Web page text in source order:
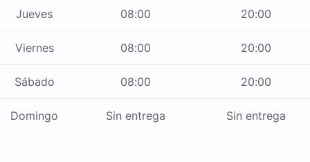
Jueves 08:00 20:00
Viernes 08:00 20:00
Sábado 08:00 20:00
Domingo Sin entrega Sin entrega